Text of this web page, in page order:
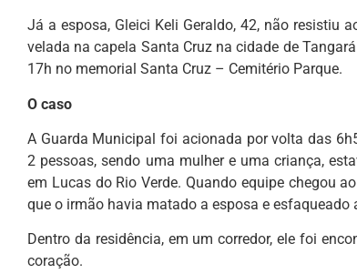
Já a esposa, Gleici Keli Geraldo, 42, não resistiu
velada na capela Santa Cruz na cidade de
17h no memorial Santa Cruz – Cemitério Parque.
O caso
A Guarda Municipal foi acionada por volta das
2 pessoas, sendo uma mulher e uma criança,
em Lucas do Rio Verde. Quando equipe chegou
que o irmão havia matado a esposa e esfaqueado
Dentro da residência, em um corredor, ele foi
coração.